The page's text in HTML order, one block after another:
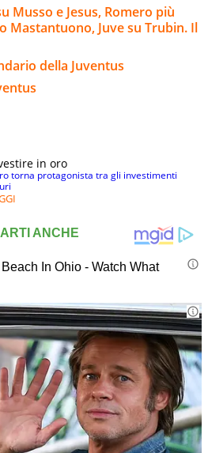
Musso e Jesus, Romero più
Mastantuono, Juve su Trubin. Il
della Juventus
in oro
torna protagonista tra gli investimenti